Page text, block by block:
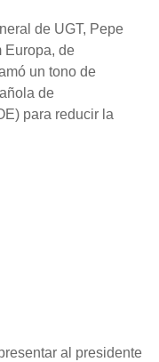
de UGT, Pepe
Europa, de
un tono de
de
para reducir la
al presidente